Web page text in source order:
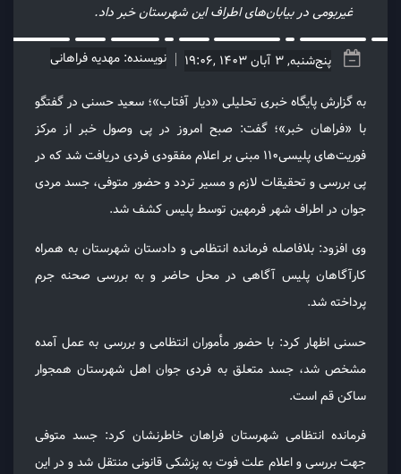
غیر‌بومی در بيابان‌های اطراف این شهرستان خبر داد.
پنج‌شنبه, 3 آبان 1403 ,19:06 نویسنده: مهدیه فراهانی
به گزارش پایگاه خبری تحلیلی «دیار آفتاب»؛ سعید حسنی در گفتگو
با «فراهان خبر»؛ گفت: صبح امروز در پی وصول خبر از مركز
فوريت‌های پلیسی110 مبنی بر اعلام مفقودی فردی دریافت شد که در
پی بررسی و تحقیقات لازم و مسیر تردد و حضور متوفی، جسد مردی
جوان در اطراف شهر فرمهین توسط پلیس کشف شد.
وی افزود: بلافاصله فرمانده انتظامی و دادستان شهرستان به همراه
کارآگاهان پلیس آگاهی در محل حاضر و به بررسی صحنه جرم
پرداخته شد.
حسنی اظهار کرد: با حضور مأموران انتظامی و بررسی به عمل آمده
مشخص شد، جسد متعلق به فردی جوان اهل شهرستان همجوار
ساکن قم است.
فرمانده انتظامی شهرستان فراهان خاطرنشان کرد: جسد متوفی
جهت بررسی و اعلام علت فوت به پزشکی قانونی منتقل شد و در این